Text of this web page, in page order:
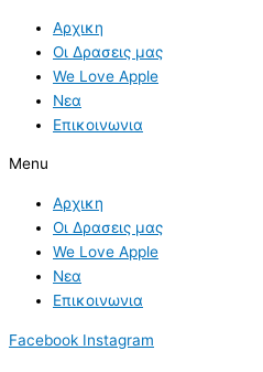
content
Αρχικη
Οι Δρασεις μας
We Love Apple
Νεα
Επικοινωνια
Menu
Αρχικη
Οι Δρασεις μας
We Love Apple
Νεα
Επικοινωνια
Facebook Instagram